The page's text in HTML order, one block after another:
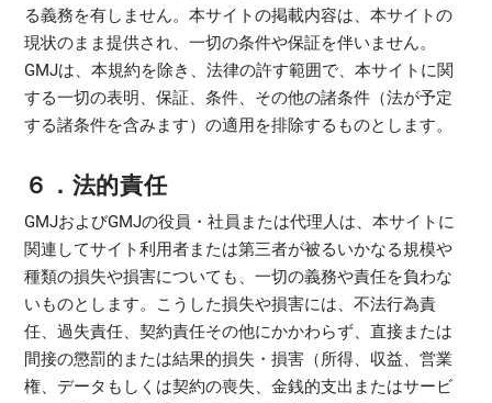
る義務を有しません。本サイトの掲載内容は、本サイトの
現状のまま提供され、一切の条件や保証を伴いません。
GMJは、本規約を除き、法律の許す範囲で、本サイトに関
する一切の表明、保証、条件、その他の諸条件（法が予定
する諸条件を含みます）の適用を排除するものとします。
６．法的責任
GMJおよびGMJの役員・社員または代理人は、本サイトに
関連してサイト利用者または第三者が被るいかなる規模や
種類の損失や損害についても、一切の義務や責任を負わな
いものとします。こうした損失や損害には、不法行為責
任、過失責任、契約責任その他にかかわらず、直接または
間接の懲罰的または結果的損失・損害（所得、収益、営業
権、データもしくは契約の喪失、金銭的支出またはサービ